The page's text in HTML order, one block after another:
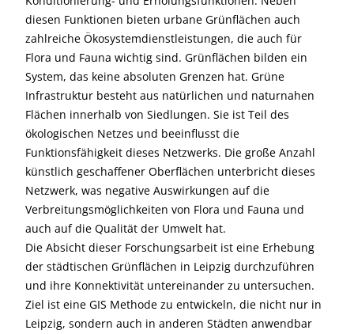
diesen Funktionen bieten urbane Grünflächen auch
zahlreiche Ökosystemdienstleistungen, die auch für
Flora und Fauna wichtig sind. Grünflächen bilden ein
System, das keine absoluten Grenzen hat. Grüne
Infrastruktur besteht aus natürlichen und naturnahen
Flächen innerhalb von Siedlungen. Sie ist Teil des
ökologischen Netzes und beeinflusst die
Funktionsfähigkeit dieses Netzwerks. Die große Anzahl
künstlich geschaffener Oberflächen unterbricht dieses
Netzwerk, was negative Auswirkungen auf die
Verbreitungsmöglichkeiten von Flora und Fauna und
auch auf die Qualität der Umwelt hat.
Die Absicht dieser Forschungsarbeit ist eine Erhebung
der städtischen Grünflächen in Leipzig durchzuführen
und ihre Konnektivität untereinander zu untersuchen.
Ziel ist eine GIS Methode zu entwickeln, die nicht nur in
Leipzig, sondern auch in anderen Städten anwendbar